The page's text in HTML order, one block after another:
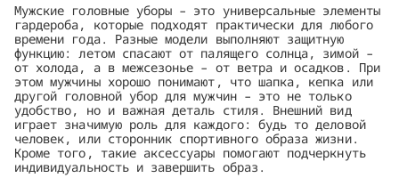
Мужские головные уборы – это универсальные элементы
гардероба, которые подходят практически для любого
времени года. Разные модели выполняют защитную
функцию: летом спасают от палящего солнца, зимой –
от холода, а в межсезонье – от ветра и осадков. При
этом мужчины хорошо понимают, что шапка, кепка или
другой головной убор для мужчин – это не только
удобство, но и важная деталь стиля. Внешний вид
играет значимую роль для каждого: будь то деловой
человек, или сторонник спортивного образа жизни.
Кроме того, такие аксессуары помогают подчеркнуть
индивидуальность и завершить образ.